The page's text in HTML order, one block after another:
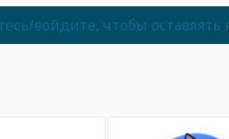
войдите, чтобы